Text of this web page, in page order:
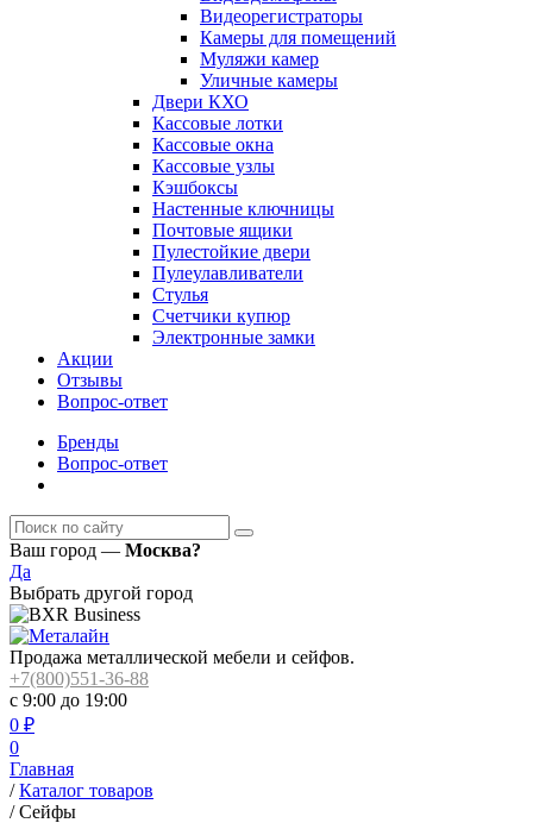
Видеорегистраторы
Камеры для помещений
Муляжи камер
Уличные камеры
Двери КХО
Кассовые лотки
Кассовые окна
Кассовые узлы
Кэшбоксы
Настенные ключницы
Почтовые ящики
Пулестойкие двери
Пулеулавливатели
Стулья
Счетчики купюр
Электронные замки
Акции
Отзывы
Вопрос-ответ
Бренды
Вопрос-ответ
Ваш город — Москва?
Да
Выбрать другой город
Продажа металлической мебели и сейфов.
+7(800)551-36-88
с 9:00 до 19:00
0 ₽
0
Главная
/ Каталог товаров
/ Сейфы